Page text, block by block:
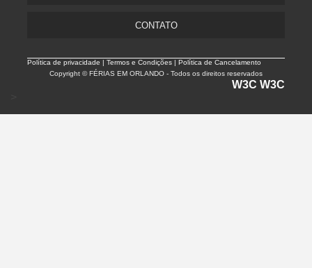
CONTATO
Política de privacidade |Termos e Condições | Política de Cancelamento
Copyright © FÉRIAS EM ORLANDO - Todos os direitos reservados
W3C W3C